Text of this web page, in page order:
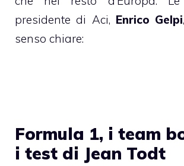
presidente di Aci, Enrico Gelpi
senso chiare:
Formula 1, i team
i test di Jean Todt